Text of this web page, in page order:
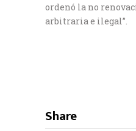
ordenó la no
arbitraria e ilegal”.
Share